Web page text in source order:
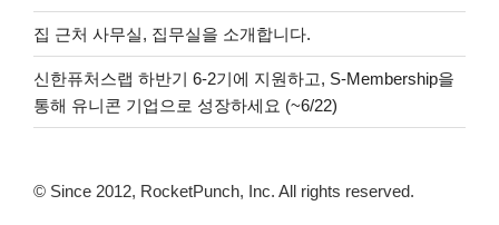
집 근처 사무실, 집무실을 소개합니다.
신한퓨처스랩 하반기 6-2기에 지원하고, S-Membership을
통해 유니콘 기업으로 성장하세요 (~6/22)
© Since 2012, RocketPunch, Inc. All rights reserved.